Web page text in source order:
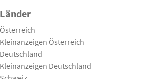
Länder
Österreich
Kleinanzeigen Österreich
Deutschland
Kleinanzeigen Deutschland